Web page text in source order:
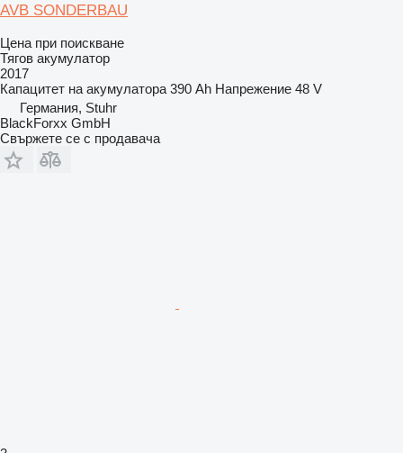
AVB SONDERBAU
Цена при поискване
Тягов акумулатор
2017
Капацитет на акумулатора 390 Ah Напрежение 48 V
Германия, Stuhr
BlackForxx GmbH
Свържете се с продавача